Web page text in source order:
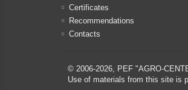
Certificates
Recommendations
Contacts
© 2006-2026, PEF "AGRO-
Use of materials from this site is